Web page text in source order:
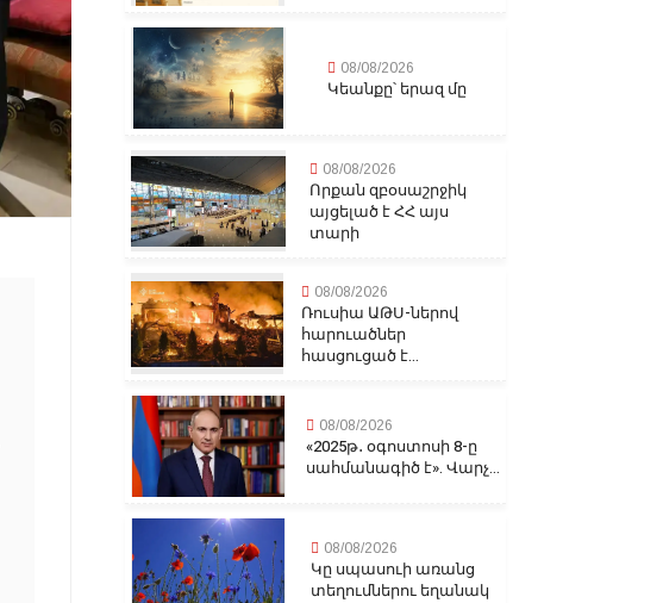
08/08/2026
Կեանքը՝ երազ մը
08/08/2026
Որքան զբօսաշրջիկ
այցելած է ՀՀ այս
տարի
08/08/2026
Ռուսիա ԱԹՍ-ներով
հարուածներ
հասցուցած է...
08/08/2026
«2025թ․ օգոստոսի 8-ը
սահմանագիծ է». Վարչ...
08/08/2026
Կը սպասուի առանց
տեղումներու եղանակ